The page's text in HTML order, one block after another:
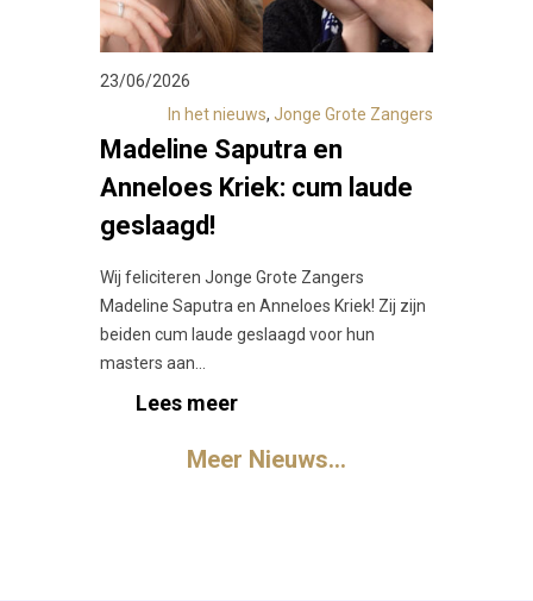
23/06/2026
In het nieuws, Jonge Grote Zangers
Madeline Saputra en
Anneloes Kriek: cum laude
geslaagd!
Wij feliciteren Jonge Grote Zangers
Madeline Saputra en Anneloes Kriek! Zij zijn
beiden cum laude geslaagd voor hun
masters aan...
Lees meer
Meer Nieuws…